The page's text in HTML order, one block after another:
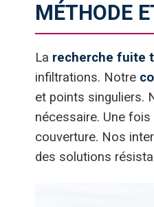
MÉTHODE
La recherche fuite
infiltrations. Notre
et points singuliers.
nécessaire. Une
couverture. Nos
des solutions